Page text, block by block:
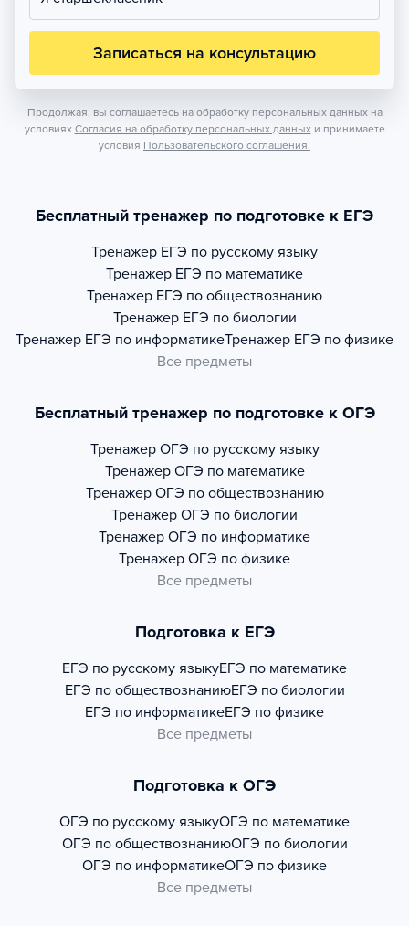
Записаться на консультацию
Продолжая, вы соглашаетесь на обработку персональных данных на
условиях Согласия на обработку персональных данных и принимаете
условия Пользовательского соглашения.
Бесплатный тренажер по подготовке к ЕГЭ
Тренажер ЕГЭ по русскому языку
Тренажер ЕГЭ по математике
Тренажер ЕГЭ по обществознанию
Тренажер ЕГЭ по биологии
Тренажер ЕГЭ по информатикеТренажер ЕГЭ по физике
Все предметы
Бесплатный тренажер по подготовке к ОГЭ
Тренажер ОГЭ по русскому языку
Тренажер ОГЭ по математике
Тренажер ОГЭ по обществознанию
Тренажер ОГЭ по биологии
Тренажер ОГЭ по информатике
Тренажер ОГЭ по физике
Все предметы
Подготовка к ЕГЭ
ЕГЭ по русскому языкуЕГЭ по математике
ЕГЭ по обществознаниюЕГЭ по биологии
ЕГЭ по информатикеЕГЭ по физике
Все предметы
Подготовка к ОГЭ
ОГЭ по русскому языкуОГЭ по математике
ОГЭ по обществознаниюОГЭ по биологии
ОГЭ по информатикеОГЭ по физике
Все предметы